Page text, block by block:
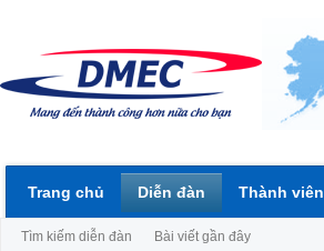
Trang chủ Diễn đàn
Tìm kiếm diễn đàn Bài viết gần đây
Thành viên